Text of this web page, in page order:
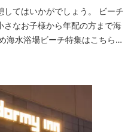
てはいかがでしょう。 ビーチ
なお子様から年配の方まで海